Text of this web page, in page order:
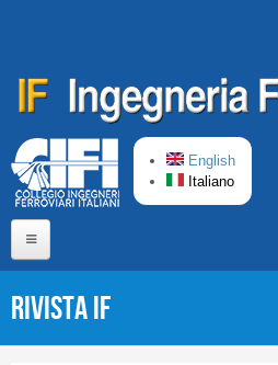
English
Italiano
Rivista IF